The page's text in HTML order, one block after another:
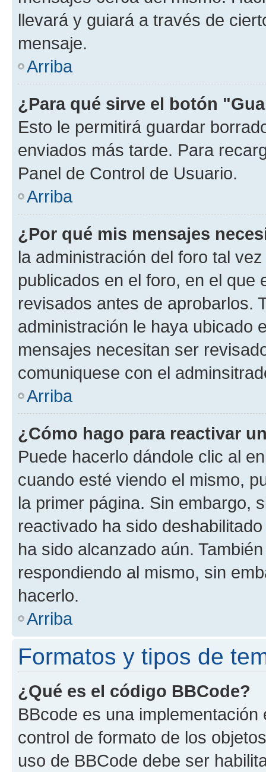
llevará y guiará a través de
mensaje.
Arriba
¿Para qué sirve el botón
Esto le permitirá guardar
enviados más tarde. Para
Panel de Control de Usuario.
Arriba
¿Por qué mis mensajes
la administración del foro tal
publicados en el foro, en el
revisados antes de aprobarlos.
administración le haya ubicado
mensajes necesitan ser
comuniquese con el
Arriba
¿Cómo hago para reactivar
Puede hacerlo dándole clic al
cuando esté viendo el mismo,
la primer página. Sin embargo,
reactivado ha sido
ha sido alcanzado aún.
respondiendo al mismo, sin
hacerlo.
Arriba
Formatos y tipos de
¿Qué es el código BBCode?
BBcode es una
control de formato de los
uso de BBCode debe ser